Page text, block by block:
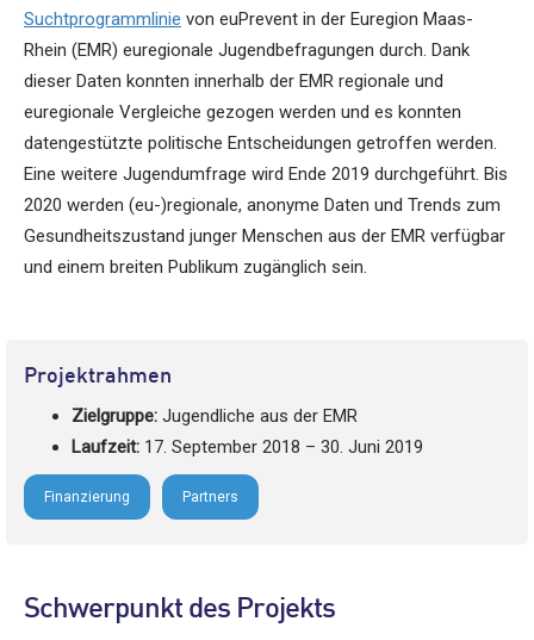
Suchtprogrammlinie von euPrevent in der Euregion Maas-
Rhein (EMR) euregionale Jugendbefragungen durch. Dank
dieser Daten konnten innerhalb der EMR regionale und
euregionale Vergleiche gezogen werden und es konnten
datengestützte politische Entscheidungen getroffen werden.
Eine weitere Jugendumfrage wird Ende 2019 durchgeführt. Bis
2020 werden (eu-)regionale, anonyme Daten und Trends zum
Gesundheitszustand junger Menschen aus der EMR verfügbar
und einem breiten Publikum zugänglich sein.
Projektrahmen
Zielgruppe: Jugendliche aus der EMR
Laufzeit: 17. September 2018 – 30. Juni 2019
Finanzierung Partners
Schwerpunkt des Projekts